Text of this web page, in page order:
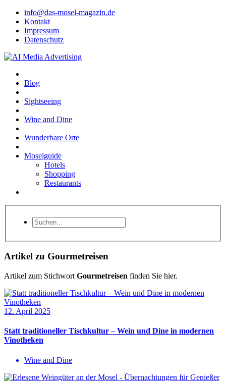
info@das-mosel-magazin.de
Kontakt
Impressum
Datenschutz
Blog
Sightseeing
Wine and Dine
Wunderbare Orte
Moselguide
Hotels
Shopping
Restaurants
Artikel zu Gourmetreisen
Artikel zum Stichwort Gourmetreisen finden Sie hier.
12. April 2025
Statt traditioneller Tischkultur – Wein und Dine in modernen
Vinotheken
Wine and Dine